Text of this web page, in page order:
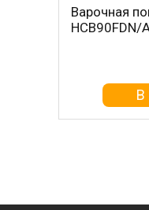
Варочная
HCB90FDN/
В